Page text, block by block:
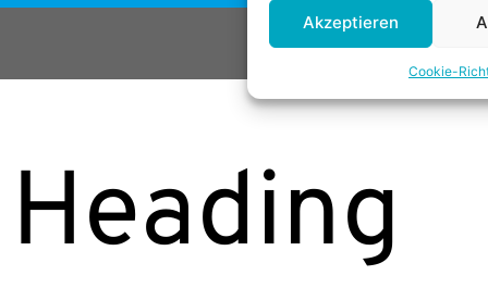
Akzeptieren
Coo­kie-
Hea­ding